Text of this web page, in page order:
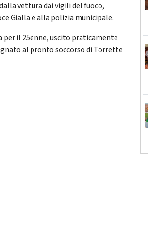
vettura dai vigili del fuoco,
Gialla e alla polizia municipale.
per il 25enne, uscito praticamente
al pronto soccorso di Torrette